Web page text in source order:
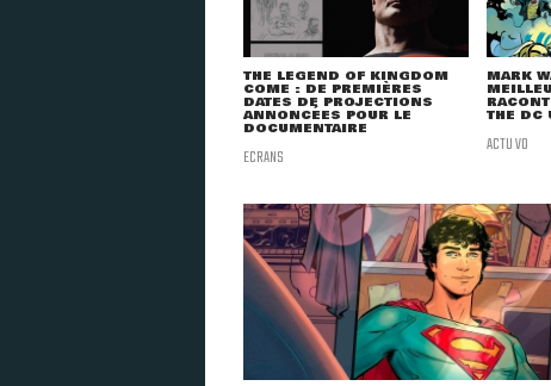
THE LEGEND OF KINGDOM
COME : DE PREMIÈRES
DATES DE PROJECTIONS
ANNONCÉES POUR LE
DOCUMENTAIRE
ECRANS
MARK
THE DC
ACTU VO